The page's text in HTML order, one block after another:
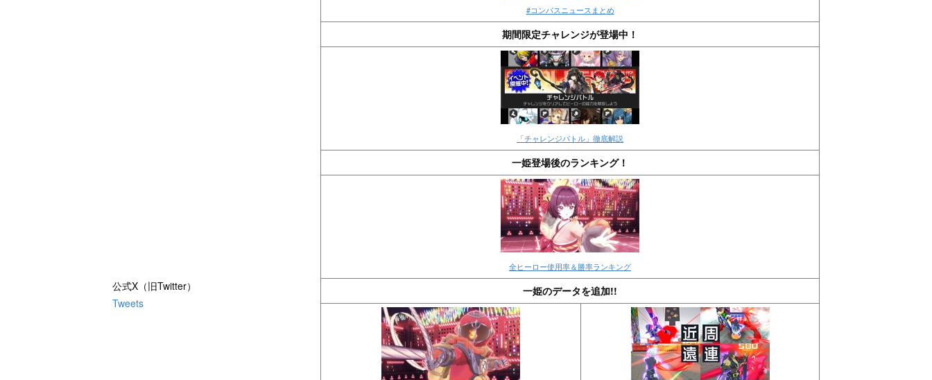
#コンパスニュースまとめ
期間限定チャレンジが登場中！
「チャレンジバトル」徹底解説
一姫登場後のランキング！
全ヒーロー使用率＆勝率ランキング
一姫のデータを追加!!
公式X（旧Twitter）
Tweets